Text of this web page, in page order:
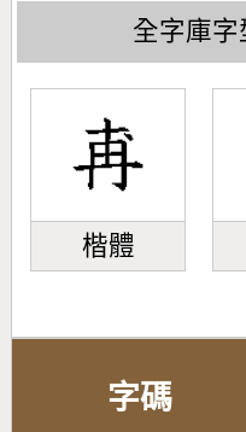
全字庫字
楷體
字碼